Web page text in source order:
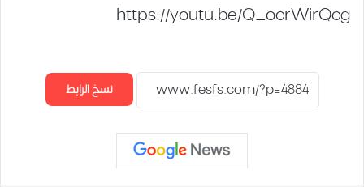
https://youtu.be/Q_ocrWirQcg
نسخ الرابط